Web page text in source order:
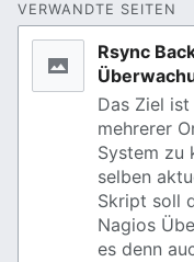
VERWANDTE SEITEN
Rsync
Das Ziel
mehrerer
System zu
selben
Skript soll
Nagios
es denn